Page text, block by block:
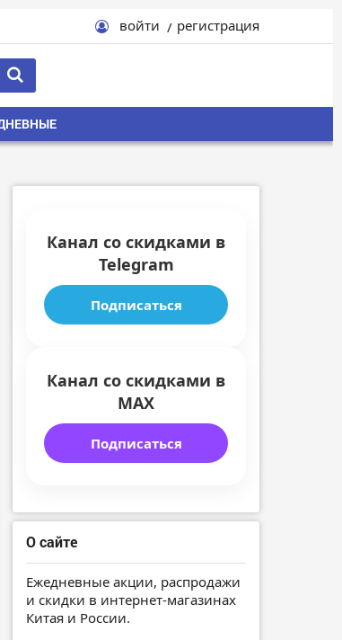
войти регистрация
Канал со скидками в
Telegram
Подписаться
Канал со скидками в
MAX
Подписаться
О сайте
Ежедневные акции, распродажи
и скидки в интернет-магазинах
Китая и России.